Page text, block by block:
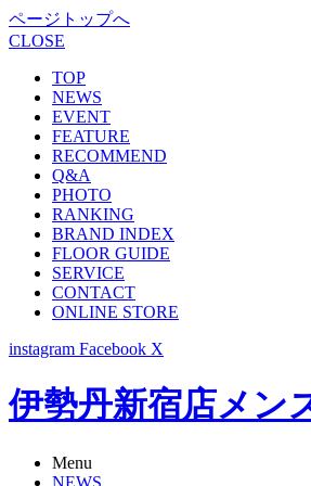
ページトップへ
CLOSE
TOP
NEWS
EVENT
FEATURE
RECOMMEND
Q&A
PHOTO
RANKING
BRAND INDEX
FLOOR GUIDE
SERVICE
CONTACT
ONLINE STORE
instagram Facebook X
伊勢丹新宿店メン
Menu
NEWS